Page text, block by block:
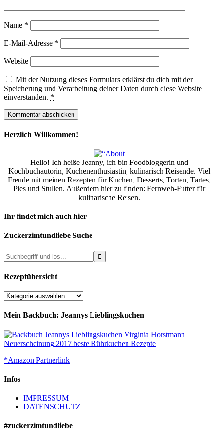
Name *
E-Mail-Adresse *
Website
Mit der Nutzung dieses Formulars erklärst du dich mit der
Speicherung und Verarbeitung deiner Daten durch diese Website
einverstanden. *
Herzlich Willkommen!
Hello! Ich heiße Jeanny, ich bin Foodbloggerin und
Kochbuchautorin, Kuchenenthusiastin, kulinarisch Reisende. Viel
Freude mit meinen Rezepten für Kuchen, Desserts, Torten, Tartes,
Pies und Stullen. Außerdem hier zu finden: Fernweh-Futter für
kulinarische Reisen.
Ihr findet mich auch hier
Zuckerzimtundliebe Suche
Rezeptübersicht
Rezeptübersicht
Mein Backbuch: Jeannys Lieblingskuchen
*Amazon Partnerlink
Infos
IMPRESSUM
DATENSCHUTZ
#zuckerzimtundliebe